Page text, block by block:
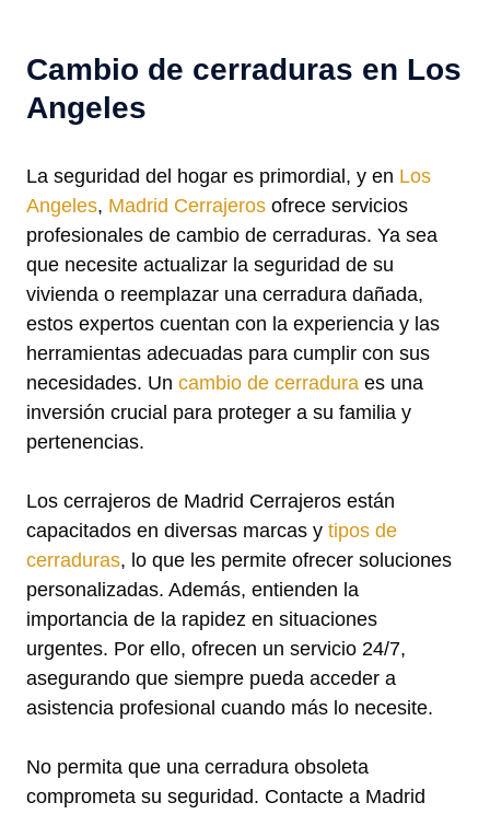
Cambio de cerraduras en Los
Angeles
La seguridad del hogar es primordial, y en Los
Angeles, Madrid Cerrajeros ofrece servicios
profesionales de cambio de cerraduras. Ya sea
que necesite actualizar la seguridad de su
vivienda o reemplazar una cerradura dañada,
estos expertos cuentan con la experiencia y las
herramientas adecuadas para cumplir con sus
necesidades. Un cambio de cerradura es una
inversión crucial para proteger a su familia y
pertenencias.
Los cerrajeros de Madrid Cerrajeros están
capacitados en diversas marcas y tipos de
cerraduras, lo que les permite ofrecer soluciones
personalizadas. Además, entienden la
importancia de la rapidez en situaciones
urgentes. Por ello, ofrecen un servicio 24/7,
asegurando que siempre pueda acceder a
asistencia profesional cuando más lo necesite.
No permita que una cerradura obsoleta
comprometa su seguridad. Contacte a Madrid